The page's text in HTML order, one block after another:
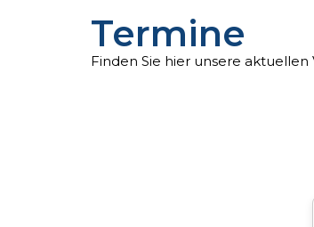
Termine
Finden Sie hier unsere